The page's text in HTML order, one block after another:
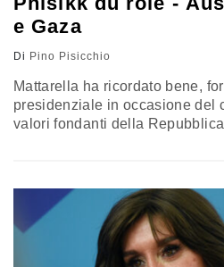
e Gaza
Di Pino Pisicchio
Mattarella ha ricordato bene,
presidenziale in occasione del
valori fondanti della
La rubrica di Pino Pisicchio